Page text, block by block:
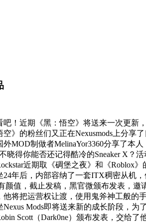
近期《黑：悟空》将送来一次更新
》的粉丝们又正在Nexusmods上分
MOD制做者MelinaYor3360分享了
晓得你能否还记得酷冷的Sneaker X
近期取《碉堡之夜》和《Roblox
年后，内部容纳了一套ITX稠密从机
颜值，截止发稿，黑官微颁布发表，
将把运营权让渡，使用鬼斧神工般
Mods即将送来新的成长阶段，
Scott（Dark0ne）颁布发表，交给